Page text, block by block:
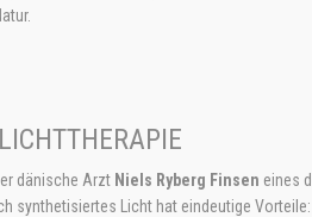
dänische Arzt Niels Ryberg Finsen eines
synthetisiertes Licht hat eindeutige